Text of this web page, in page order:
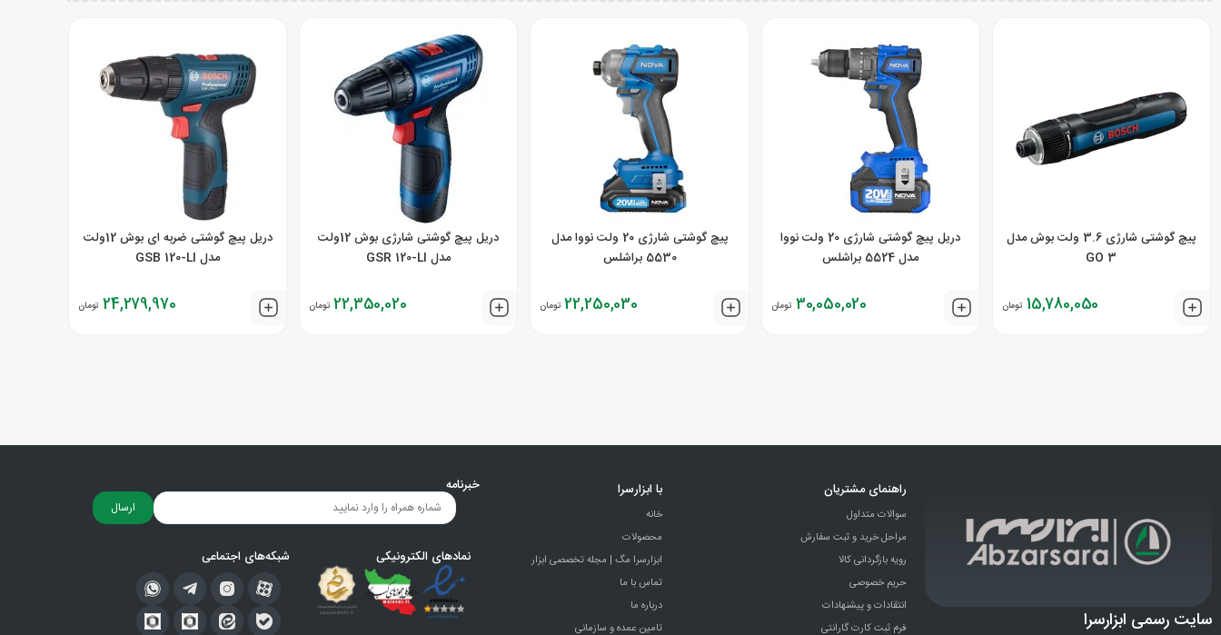
پیچ گوشتی شارژی 3.6 ولت بوش مدل
3 GO
15,780,050 تومان
دریل پیچ گوشتی شارژی 20 ولت نووا
مدل 5524 براشلس
30,050,020 تومان
پیچ گوشتی شارژی 20 ولت نووا مدل
5530 براشلس
22,250,030 تومان
دریل پیچ گوشتی شارژی بوش 12ولت
مدل GSR 120-LI
22,350,020 تومان
دریل پیچ گوشتی ضربه ای بوش 12ولت
مدل GSB 120-LI
24,279,970 تومان
سایت رسمی ابزارسرا
راهنمای مشتریان
سوالات متداول
مراحل خرید و ثبت سفارش
رویه بازگردانی کالا
حریم خصوصی
انتقادات و پيشنهادات
فرم ثبت کارت گارانتی
با ابزارسرا
خانه
محصولات
ابزارسرا مگ | مجله تخصصی ابزار
تماس با ما
درباره ما
تامین عمده و سازمانی
خبرنامه
ارسال
نمادهای الکترونیکی شبکه‌های اجتماعی